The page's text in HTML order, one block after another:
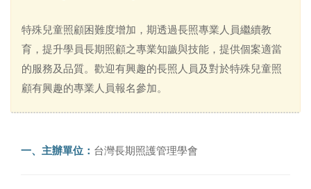
特殊兒童照顧困難度增加，期透過長照專業人員繼續教
育，提升學員長期照顧之專業知識與技能，提供個案適當
的服務及品質。歡迎有興趣的長照人員及對於特殊兒童照
顧有興趣的專業人員報名參加。
一、主辦單位： 台灣長期照護管理學會